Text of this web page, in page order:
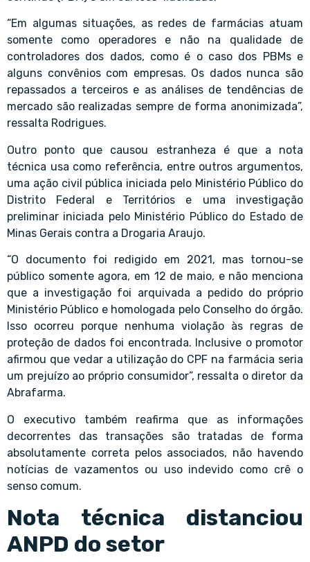
“Em algumas situações, as redes de farmácias atuam
somente como operadores e não na qualidade de
controladores dos dados, como é o caso dos PBMs e
alguns convênios com empresas. Os dados nunca são
repassados a terceiros e as análises de tendências de
mercado são realizadas sempre de forma anonimizada”,
ressalta Rodrigues.
Outro ponto que causou estranheza é que a nota
técnica usa como referência, entre outros argumentos,
uma ação civil pública iniciada pelo Ministério Público do
Distrito Federal e Territórios e uma investigação
preliminar iniciada pelo Ministério Público do Estado de
Minas Gerais contra a Drogaria Araujo.
“O documento foi redigido em 2021, mas tornou-se
público somente agora, em 12 de maio, e não menciona
que a investigação foi arquivada a pedido do próprio
Ministério Público e homologada pelo Conselho do órgão.
Isso ocorreu porque nenhuma violação às regras de
proteção de dados foi encontrada. Inclusive o promotor
afirmou que vedar a utilização do CPF na farmácia seria
um prejuízo ao próprio consumidor”, ressalta o diretor da
Abrafarma.
O executivo também reafirma que as informações
decorrentes das transações são tratadas de forma
absolutamente correta pelos associados, não havendo
notícias de vazamentos ou uso indevido como crê o
senso comum.
Nota técnica distanciou
ANPD do setor